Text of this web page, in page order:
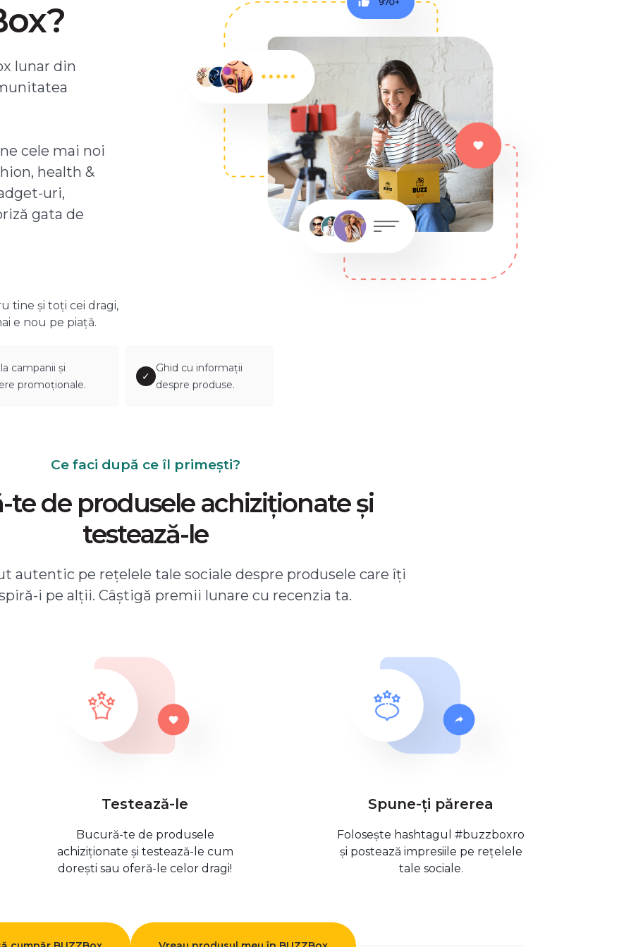
lunar din
cele mai noi
health &
uri,
gata de
tine și toți cei dragi,
e nou pe piață.
campanii și
promoționale.
✓
Ghid cu informații
despre produse.
Ce faci după ce îl primești?
te de produsele achiziționate și
testează-le
autentic pe rețelele tale sociale despre produsele care îți
i pe alții. Câștigă premii lunare cu recenzia ta.
Testează-le
Bucură-te de produsele
achiziționate și testează-le cum
dorești sau oferă-le celor dragi!
Spune-ți părerea
Folosește hashtagul #buzzboxro
și postează impresiile pe rețelele
tale sociale.